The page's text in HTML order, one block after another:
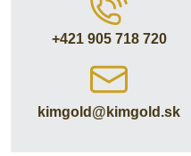
+421 905 718 720
kimgold​@kimgold​.sk